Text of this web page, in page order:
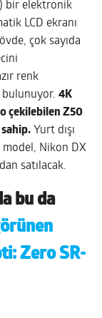
bir elektronik
LCD ekranı
çok sayıda
renk
bulunuyor.4K
çekilebilen Z50
sahip. Yurt dışı
model, Nikon DX
satılacak.
bu da
Zero SR-